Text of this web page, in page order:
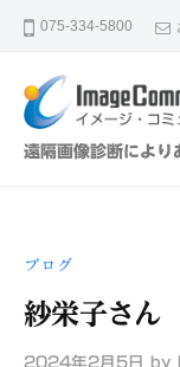
075-334-5800
イ
コ
遠隔画像診断により
ブログ
紗栄子さん
2024年2月5日 by
メ
ジ
・
コ
ケ
シ